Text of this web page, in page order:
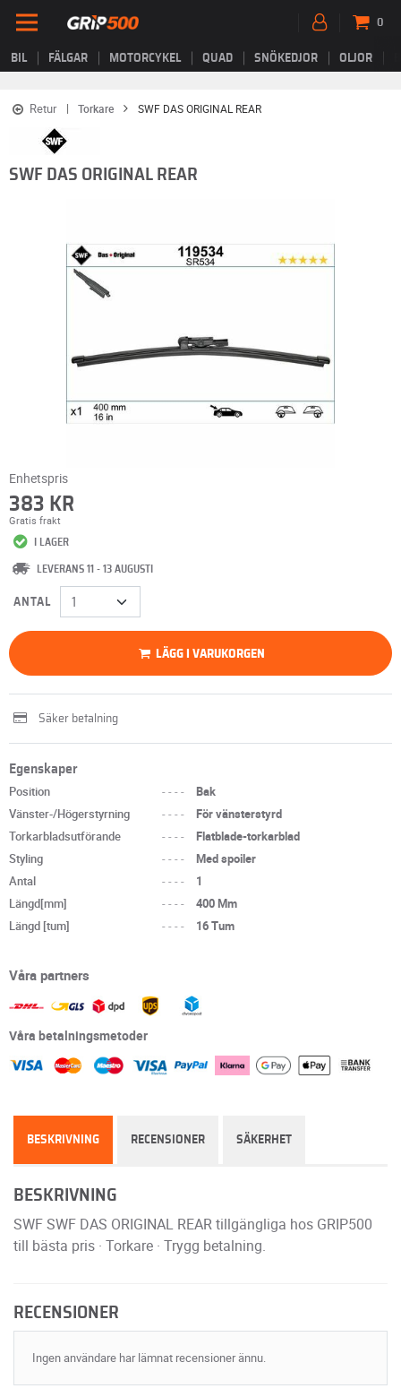
BIL FÄLGAR MOTORCYKEL QUAD SNÖKEDJOR OLJOR
0
Retur Torkare SWF DAS ORIGINAL REAR
SWF DAS ORIGINAL REAR
Enhetspris
383 KR
Gratis frakt
I LAGER
LEVERANS 11 - 13 AUGUSTI
ANTAL
LÄGG I VARUKORGEN
Säker betalning
Egenskaper
Position ----
Bak
Vänster-/Högerstyrning
----
För vänsterstyrd
Torkarbladsutförande
----
Flatblade-torkarblad
Styling
----
Med spoiler
Antal
----
1
Längd[mm]
----
400 Mm
Längd [tum]
---- 16 Tum
Våra partners
Våra betalningsmetoder
BESKRIVNING RECENSIONER SÄKERHET
BESKRIVNING
SWF SWF DAS ORIGINAL REAR tillgängliga hos GRIP500
till bästa pris · Torkare · Trygg betalning.
RECENSIONER
Ingen användare har lämnat recensioner ännu.